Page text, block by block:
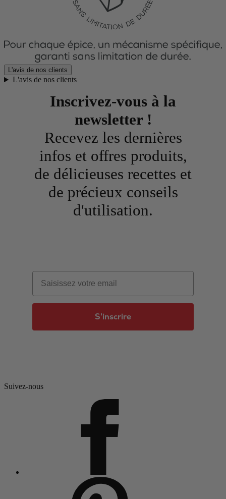
L'avis de nos clients
L'avis de nos clients
Inscrivez-vous à la
newsletter !
Recevez les dernières
infos et offres produits,
de délicieuses recettes et
de précieux conseils
d'utilisation.
Email
S'inscrire
Suivez-nous